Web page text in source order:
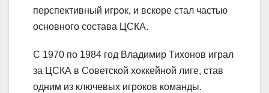
перспективный игрок, и вскоре стал частью
основного состава ЦСКА.
С 1970 по 1984 год Владимир Тихонов играл
за ЦСКА в Советской хоккейной лиге, став
одним из ключевых игроков команды.